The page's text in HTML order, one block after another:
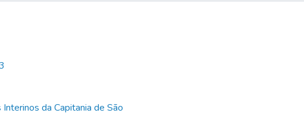
da Capitania de São